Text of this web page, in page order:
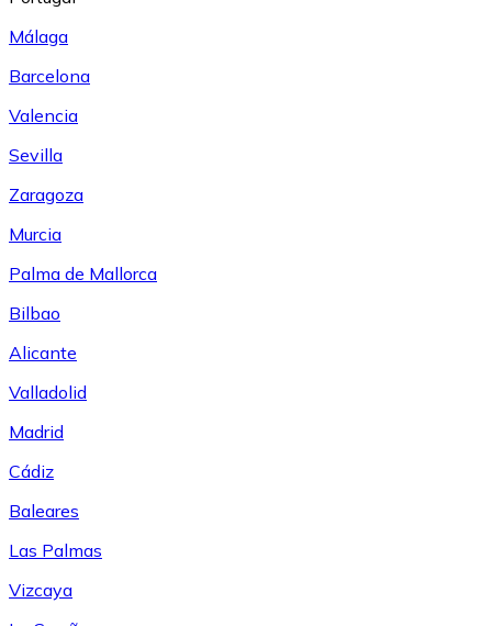
Málaga
Barcelona
Valencia
Sevilla
Zaragoza
Murcia
Palma de Mallorca
Bilbao
Alicante
Valladolid
Madrid
Cádiz
Baleares
Las Palmas
Vizcaya